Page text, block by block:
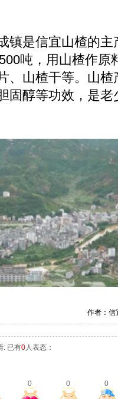
是信宜山楂的主
吨，用山楂作原
、山楂干等。山
固醇等功效，是
作者：
: 已有0人表态：
0 0 0